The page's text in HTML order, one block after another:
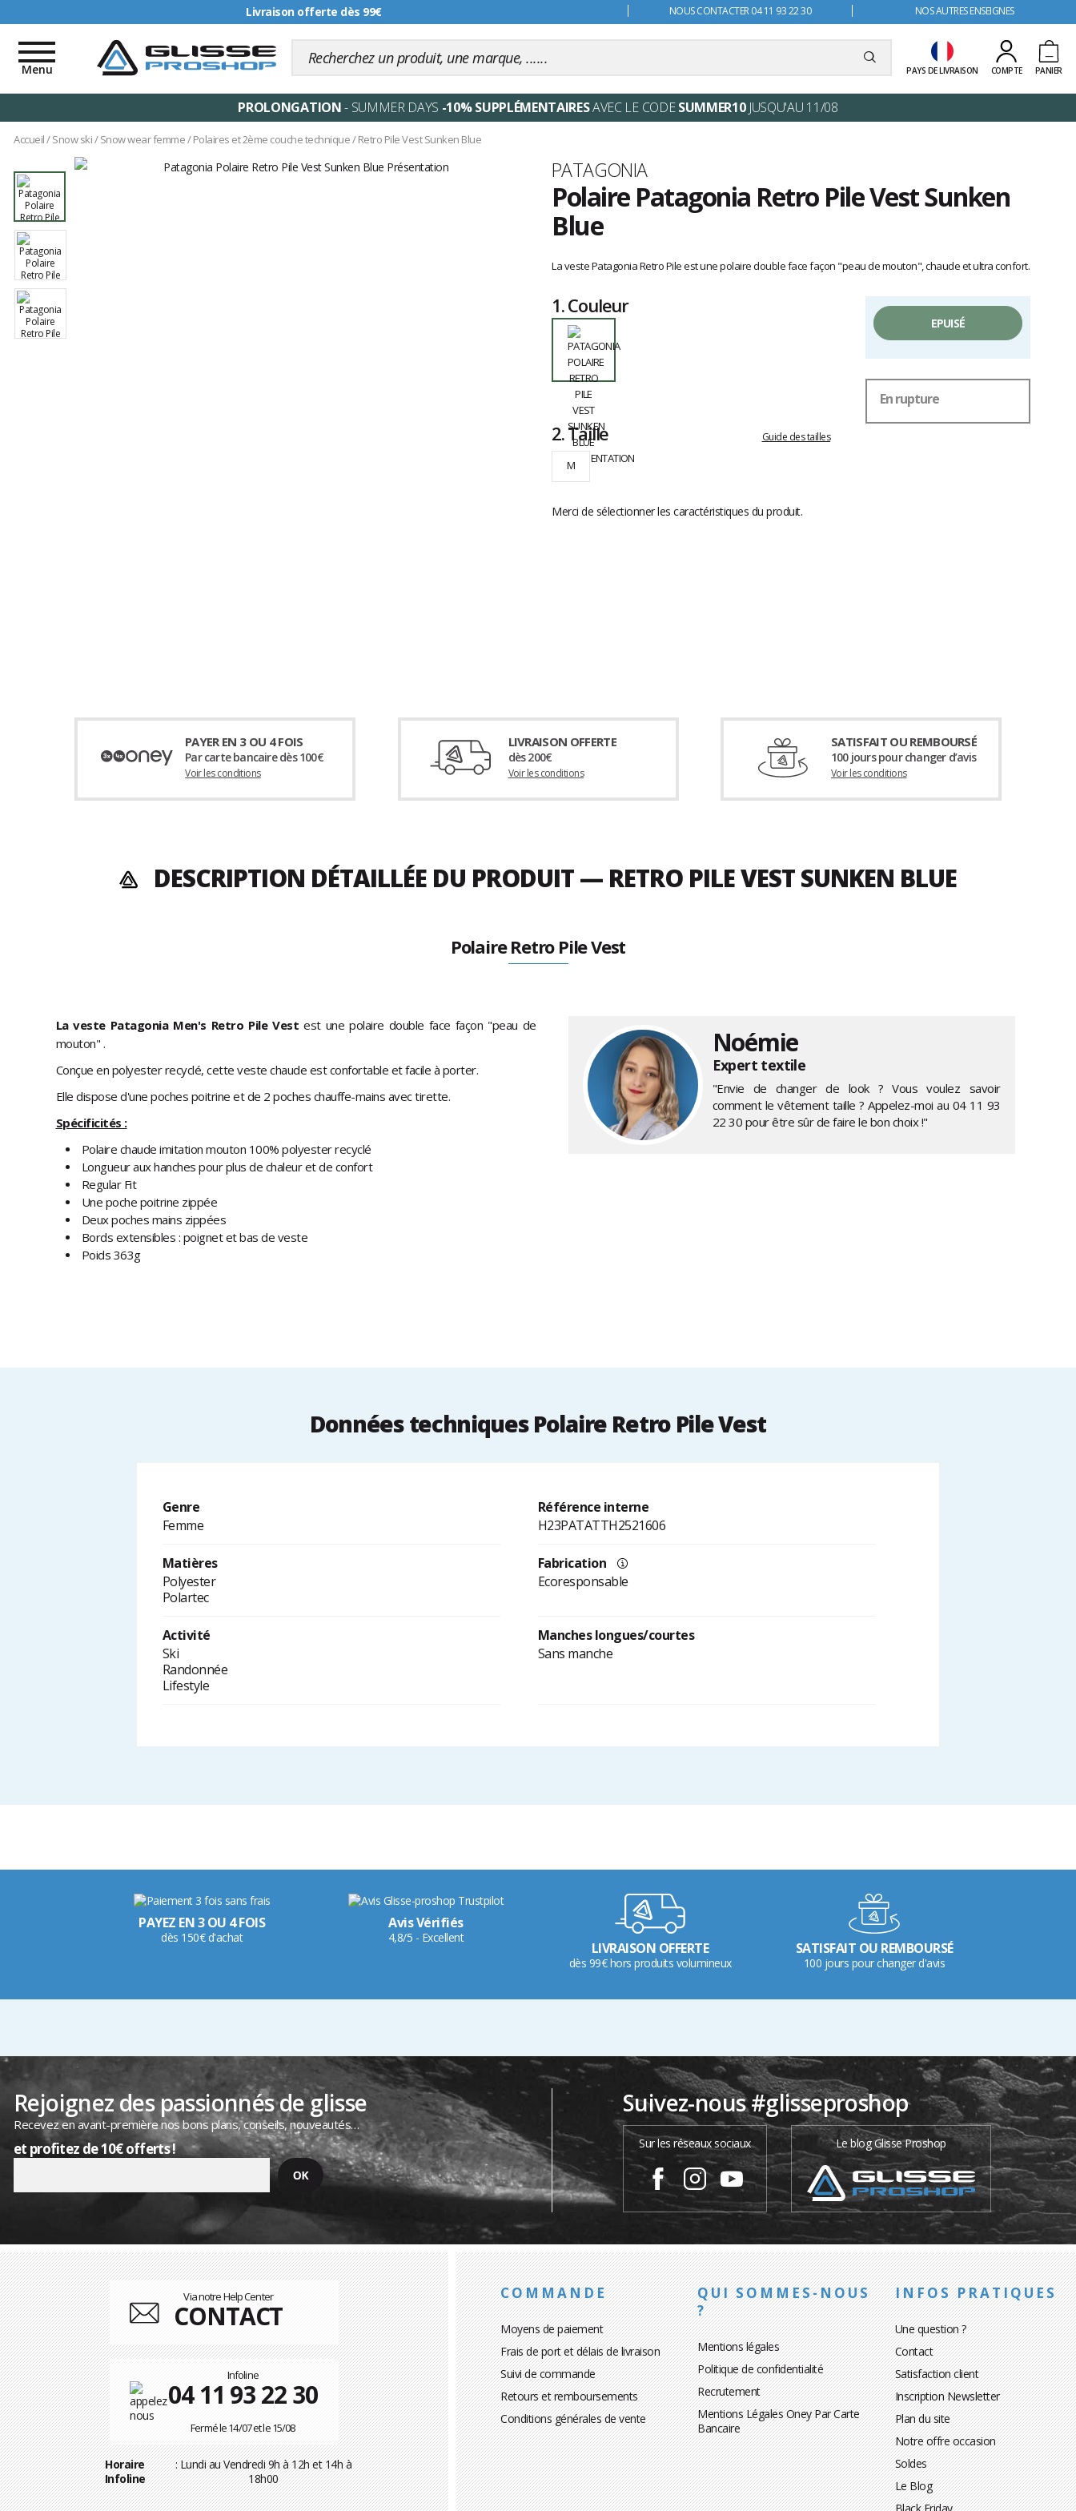
Livraison offerte dès 99€ NOUS CONTACTER 04 11 93 22 30 NOS AUTRES ENSEIGNES
PAYS DE LIVRAISON COMPTE PANIER
Toggle
navigation
Menu
PROLONGATION- SUMMER DAYS -10% SUPPLÉMENTAIRESAVEC LE CODESUMMER10JUSQU'AU 11/08
Accueil/Snow ski/Snow wear femme/Polaires et 2ème couche technique/Retro Pile Vest Sunken Blue
Marque
PATAGONIA
Polaire Patagonia Retro Pile Vest Sunken
Blue
avis
La veste Patagonia Retro Pile est une polaire double face façon "peau de mouton", chaude et ultra confort.
1.Couleur
2.Taille Guide des tailles
M
Merci de sélectionner les caractéristiques du produit.
EPUISÉ
En rupture
PAYER EN 3 OU 4 FOIS
Par carte bancaire dès 100€
Voir les conditions
LIVRAISON OFFERTE
dès 200€
Voir les conditions
SATISFAIT OU REMBOURSÉ
100 jours pour changer d’avis
Voir les conditions
DESCRIPTION DÉTAILLÉE DU PRODUIT — RETRO PILE VEST SUNKEN BLUE
Polaire Retro Pile Vest
La veste Patagonia Men's Retro Pile Vestest une polaire double face façon "peau de
mouton" .
Conçue en polyester recyclé, cette veste chaude est confortable et facile à porter.
Elle dispose d'une poches poitrine et de 2 poches chauffe-mains avec tirette.
Spécificités :
Polaire chaude imitation mouton 100% polyester recyclé
Longueur aux hanches pour plus de chaleur et de confort
Regular Fit
Une poche poitrine zippée
Deux poches mains zippées
Bords extensibles : poignet et bas de veste
Poids 363g
Noémie
Expert textile
"Envie de changer de look ? Vous voulez savoir
comment le vêtement taille ? Appelez-moi au 04 11 93
22 30 pour être sûr de faire le bon choix !"
Données techniques Polaire Retro Pile Vest
Genre
Femme
Référence interne
H23PATATTH2521606
Matières
Polyester
Polartec
Fabrication
Ecoresponsable
Activité
Ski
Randonnée
Lifestyle
Manches longues/courtes
Sans manche
PAYEZ EN 3 OU 4 FOIS
dès 150€ d'achat
Avis Vérifiés
4,8/5 - Excellent
LIVRAISON OFFERTE
dès 99€ hors produits volumineux
SATISFAIT OU REMBOURSÉ
100 jours pour changer d'avis
Rejoignez des passionnés de glisse
Recevez en avant-première nos bons plans, conseils, nouveautés…
et profitez de 10€ offerts !
Suivez-nous #glisseproshop
Sur les réseaux sociaux Le blog Glisse Proshop
Via notre Help Center
CONTACT
Infoline
04 11 93 22 30
Fermé le 14/07 et le 15/08
Horaire
Infoline
: Lundi au Vendredi 9h à 12h et 14h à
18h00
COMMANDE
Moyens de paiement
Frais de port et délais de livraison
Suivi de commande
Retours et remboursements
Conditions générales de vente
QUI SOMMES-NOUS
?
Mentions légales
Politique de confidentialité
Recrutement
Mentions Légales Oney Par Carte
Bancaire
INFOS PRATIQUES
Une question ?
Contact
Satisfaction client
Inscription Newsletter
Plan du site
Notre offre occasion
Soldes
Le Blog